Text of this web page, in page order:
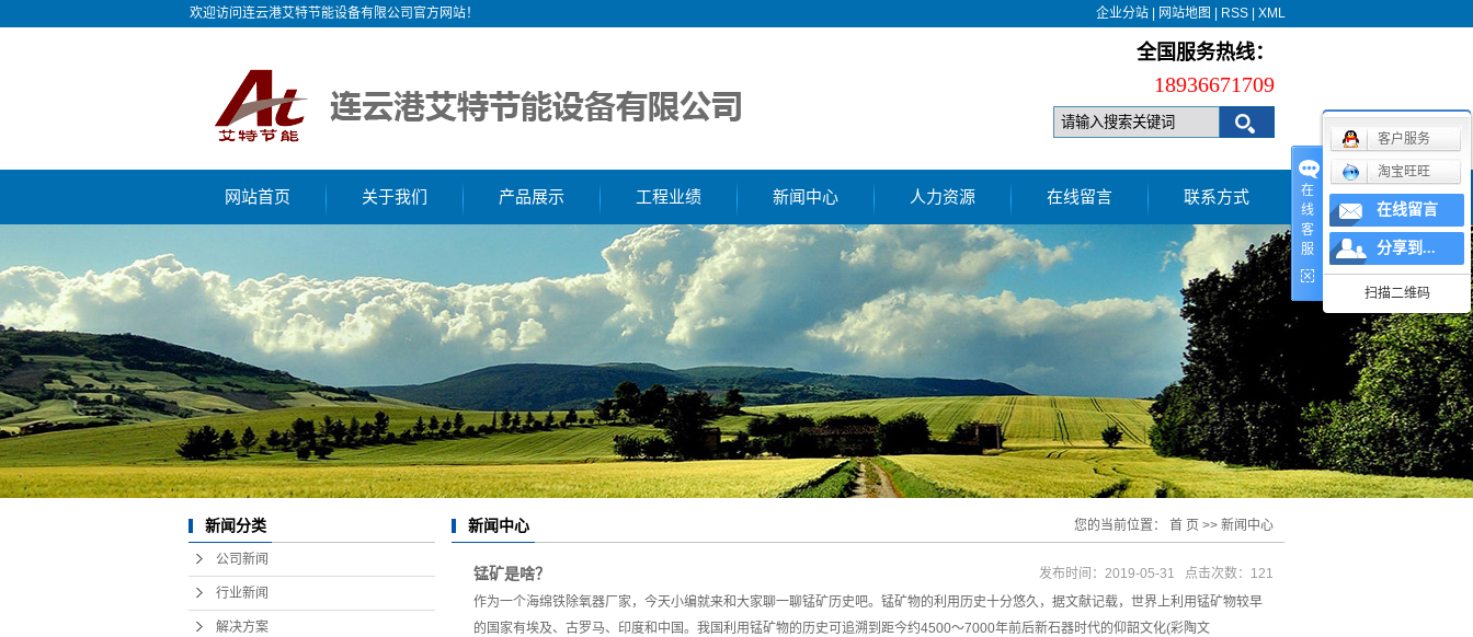
欢迎访问连云港艾特节能设备有限公司官方网站！ 企业分站| 网站地图 RSS| XML
全国服务热线：
18936671709
网站首页 关于我们
企业文化
荣誉资质
联系我们
产品展示
消声器
取样器
滤水器
胶球清洗
加药装置
节能降耗
汽车辅机
锅炉辅机设备
挡板门
工程业绩
工程案例
新闻中心
公司新闻
解决方案
人力资源 在线留言 联系方式
新闻分类
公司新闻
行业新闻
解决方案
新闻中心 您的当前位置： 首 页 >> 新闻中心
锰矿是啥？
作为一个海绵铁除氧器厂家，今天小编就来和大家聊一聊锰矿历史吧。锰矿物的利用历史十分悠久，据文献记载，世界上利用锰矿物较早
的国家有埃及、古罗马、印度和中国。我国利用锰矿物的历史可追溯到距今约4500～7000年前后新石器时代的仰韶文化(彩陶文
发布时间：2019-05-31 点击次数：121
在
线
客
服
客户服务
淘宝旺旺
在线留言
分享到...
扫描二维码